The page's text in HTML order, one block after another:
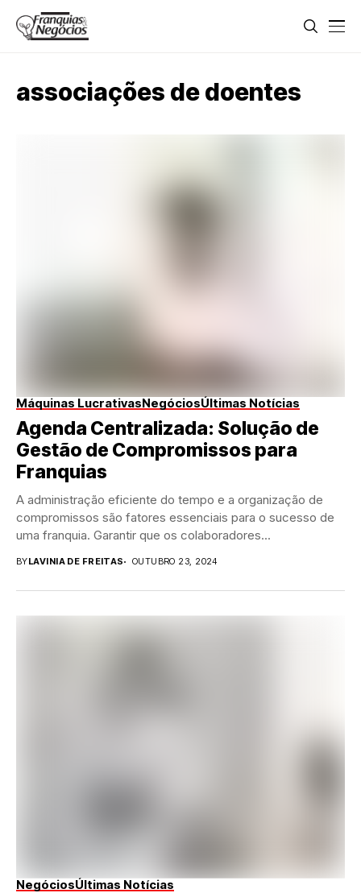
associações de doentes
Máquinas LucrativasNegóciosÚltimas Notícias
Agenda Centralizada: Solução de
Gestão de Compromissos para
Franquias
A administração eficiente do tempo e a organização de
compromissos são fatores essenciais para o sucesso de
uma franquia. Garantir que os colaboradores...
BYLAVINIA DE FREITAS OUTUBRO 23, 2024
NegóciosÚltimas Notícias